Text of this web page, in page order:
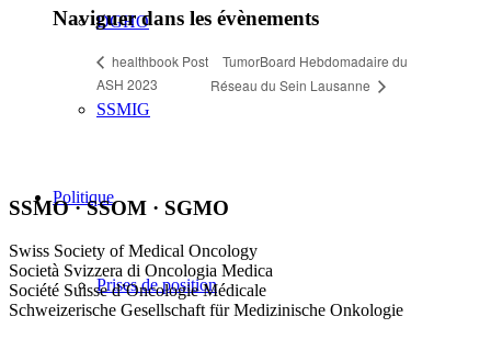
DGHO
SSMIG
Politique
Prises de position
Naviguer dans les évènements
healthbook Post
ASH 2023
TumorBoard Hebdomadaire du
Réseau du Sein Lausanne
SSMO · SSOM · SGMO
Swiss Society of Medical Oncology
Società Svizzera di Oncologia Medica
Société Suisse d’Oncologie Médicale
Schweizerische Gesellschaft für Medizinische Onkologie